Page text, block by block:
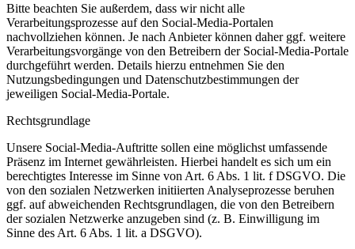
Bitte beachten Sie außerdem, dass wir nicht alle
Verarbeitungsprozesse auf den Social-Media-Portalen
nachvollziehen können. Je nach Anbieter können daher ggf. weitere
Verarbeitungsvorgänge von den Betreibern der Social-Media-Portale
durchgeführt werden. Details hierzu entnehmen Sie den
Nutzungsbedingungen und Datenschutzbestimmungen der
jeweiligen Social-Media-Portale.
Rechtsgrundlage
Unsere Social-Media-Auftritte sollen eine möglichst umfassende
Präsenz im Internet gewährleisten. Hierbei handelt es sich um ein
berechtigtes Interesse im Sinne von Art. 6 Abs. 1 lit. f DSGVO. Die
von den sozialen Netzwerken initiierten Analyseprozesse beruhen
ggf. auf abweichenden Rechtsgrundlagen, die von den Betreibern
der sozialen Netzwerke anzugeben sind (z. B. Einwilligung im
Sinne des Art. 6 Abs. 1 lit. a DSGVO).